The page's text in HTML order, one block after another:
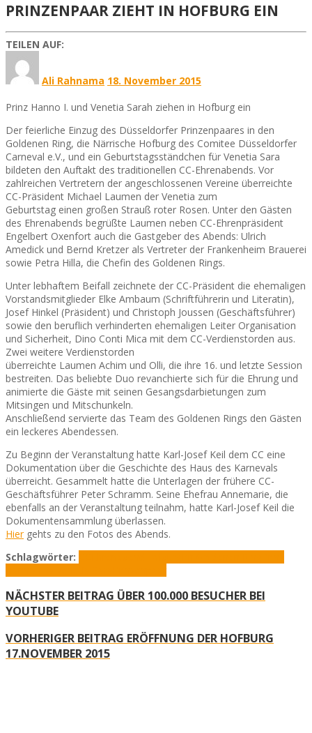
PRINZENPAAR ZIEHT IN HOFBURG EIN
TEILEN AUF:
Ali Rahnama 18. November 2015
Prinz Hanno I. und Venetia Sarah ziehen in Hofburg ein
Der feierliche Einzug des Düsseldorfer Prinzenpaares in den
Goldenen Ring, die Närrische Hofburg des Comitee Düsseldorfer
Carneval e.V., und ein Geburtstagsständchen für Venetia Sara
bildeten den Auftakt des traditionellen CC-Ehrenabends. Vor
zahlreichen Vertretern der angeschlossenen Vereine überreichte
CC-Präsident Michael Laumen der Venetia zum
Geburtstag einen großen Strauß roter Rosen. Unter den Gästen
des Ehrenabends begrüßte Laumen neben CC-Ehrenpräsident
Engelbert Oxenfort auch die Gastgeber des Abends: Ulrich
Amedick und Bernd Kretzer als Vertreter der Frankenheim Brauerei
sowie Petra Hilla, die Chefin des Goldenen Rings.
Unter lebhaftem Beifall zeichnete der CC-Präsident die ehemaligen
Vorstandsmitglieder Elke Ambaum (Schriftführerin und Literatin),
Josef Hinkel (Präsident) und Christoph Joussen (Geschäftsführer)
sowie den beruflich verhinderten ehemaligen Leiter Organisation
und Sicherheit, Dino Conti Mica mit dem CC-Verdienstorden aus.
Zwei weitere Verdienstorden
überreichte Laumen Achim und Olli, die ihre 16. und letzte Session
bestreiten. Das beliebte Duo revanchierte sich für die Ehrung und
animierte die Gäste mit seinen Gesangsdarbietungen zum
Mitsingen und Mitschunkeln.
Anschließend servierte das Team des Goldenen Rings den Gästen
ein leckeres Abendessen.
Zu Beginn der Veranstaltung hatte Karl-Josef Keil dem CC eine
Dokumentation über die Geschichte des Haus des Karnevals
überreicht. Gesammelt hatte die Unterlagen der frühere CC-
Geschäftsführer Peter Schramm. Seine Ehefrau Annemarie, die
ebenfalls an der Veranstaltung teilnahm, hatte Karl-Josef Keil die
Dokumentensammlung überlassen.
Hiergehts zu den Fotos des Abends.
Schlagwörter:
NÄCHSTER BEITRAG ÜBER 100.000 BESUCHER BEI
YOUTUBE
VORHERIGER BEITRAG ERÖFFNUNG DER HOFBURG
17.NOVEMBER 2015